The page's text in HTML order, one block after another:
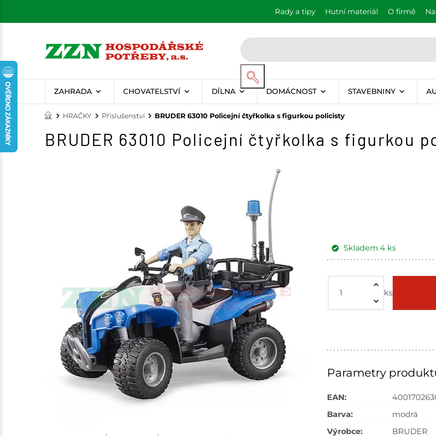
Rady a tipy Hutní materiál O firmě
ZAHRADA CHOVATELSTVÍ DÍLNA DOMÁCNOST STAVEBNINY
HRAČKY Příslušenství BRUDER 63010 Policejní čtyřkolka s figurkou policisty
BRUDER 63010 Policejní čtyřkolka s figurkou
ks
Skladem 4 ks
Sázavou
Havlíčkův Brod
dnů
Ceny na prodejnách se
Parametry
EAN:
Barva:
modrá
Výrobce:
BRUDER